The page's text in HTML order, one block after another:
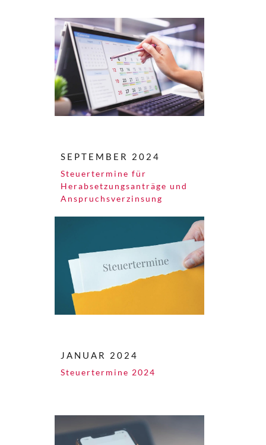
SEPTEMBER 2024
Steuertermine für
Herabsetzungsanträge und
Anspruchsverzinsung
JANUAR 2024
Steuertermine 2024